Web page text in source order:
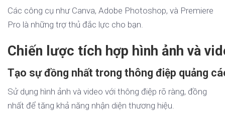
Các công cụ như Canva, Adobe Photoshop, và Premiere
Pro là những trợ thủ đắc lực cho bạn.
Chiến lược tích hợp hình ảnh và
Tạo sự đồng nhất trong thông điệp quảng
Sử dụng hình ảnh và video với thông điệp rõ ràng, đồng
nhất để tăng khả năng nhận diện thương hiệu.